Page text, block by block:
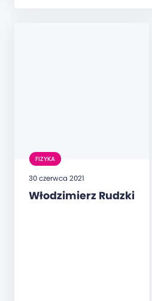
FIZYKA
30 czerwca 2021
Włodzimierz Rudzki